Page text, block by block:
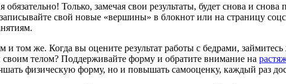
Только, замечая свои результаты, будет снова и снова
свой новые «вершины» в блокнот или на страницу
и том же. Когда вы оцените результат работы с бедрами,
телом? Поддерживайте форму и обратите внимание на
физическую форму, но и повышать самооценку, каждый раз